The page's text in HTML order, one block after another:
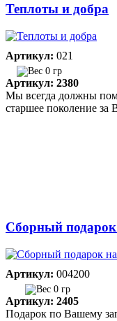
Теплоты и добра
Артикул: 021
0 гр
Артикул: 2380
Мы всегда должны
старшее поколение
Сборный
Артикул: 004200
0 гр
Артикул: 2405
Подарок по Вашему